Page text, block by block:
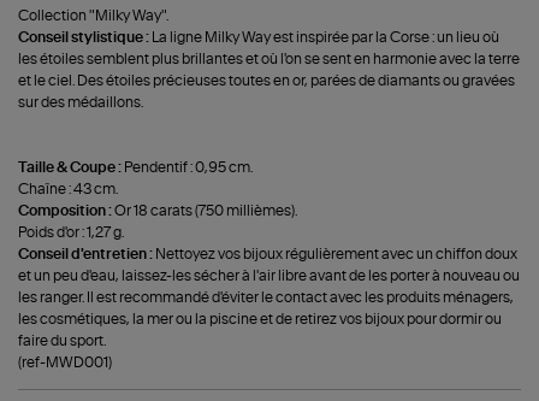
Collection "Milky Way".
Conseil stylistique :
La ligne Milky Way est inspirée par la Corse : un lieu où
les étoiles semblent plus brillantes et où l'on se sent en harmonie avec la terre
et le ciel. Des étoiles précieuses toutes en or, parées de diamants ou gravées
sur des médaillons.
Taille & Coupe : Pendentif : 0,95 cm.
Chaîne : 43 cm.
Composition :Or 18 carats (750 millièmes).
Poids d'or : 1,27 g.
Conseil d'entretien : Nettoyez vos bijoux régulièrement avec un chiffon doux
et un peu d'eau, laissez-les sécher à l'air libre avant de les porter à nouveau ou
les ranger. Il est recommandé d'éviter le contact avec les produits ménagers,
les cosmétiques, la mer ou la piscine et de retirez vos bijoux pour dormir ou
faire du sport.
(ref-MWD001)